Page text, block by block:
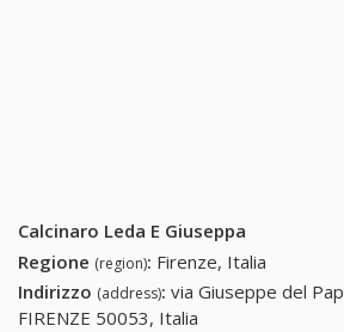
Calcinaro Leda E Giuseppa
Regione (region): Firenze, Italia
Indirizzo (address): via Giuseppe del
FIRENZE 50053, Italia